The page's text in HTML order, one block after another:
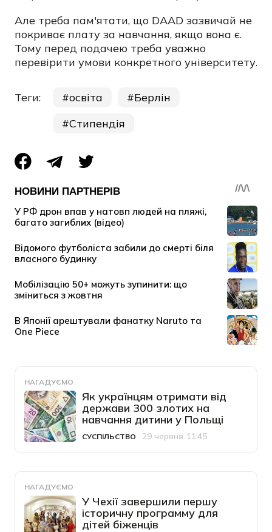
Але треба пам'ятати, що DAAD зазвичай не
покриває плату за навчання, якщо вона є.
Тому перед подачею треба уважно
перевірити умови конкретного університету.
Теги: освіта
Берлін
Стипендія
НАГАДУЄМО
Як українцям отримати від
держави 300 злотих на
навчання дитини у Польщі
Категорія
СУСПІЛЬСТВО
Дата публікації29 червня 11:45
НАГАДУЄМО
У Чехії завершили першу
історичну программу для
дітей біженців